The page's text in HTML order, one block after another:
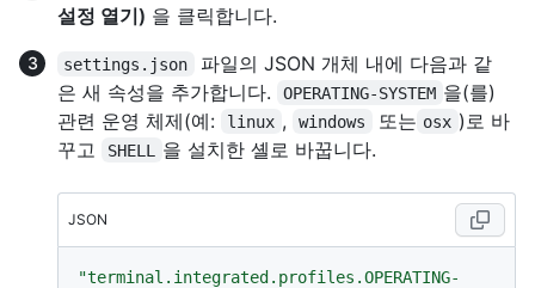
설정 열기) 을 클릭합니다.
settings.json
파일의 JSON 개체 내에 다음과 같
은 새 속성을 추가합니다.
OPERATING-SYSTEM 을(를)
관련 운영 체제(예:
linux , windows 또는 osx )로 바
꾸고
SHELL 을 설치한 셸로 바꿉니다.
JSON
"terminal.integrated.profiles.OPERATING-